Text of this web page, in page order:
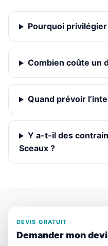
Pourquoi
Combien coûte un
Quand prévoir
Y a-t-il des
Sceaux ?
DEVIS GRATUIT
Demander mon